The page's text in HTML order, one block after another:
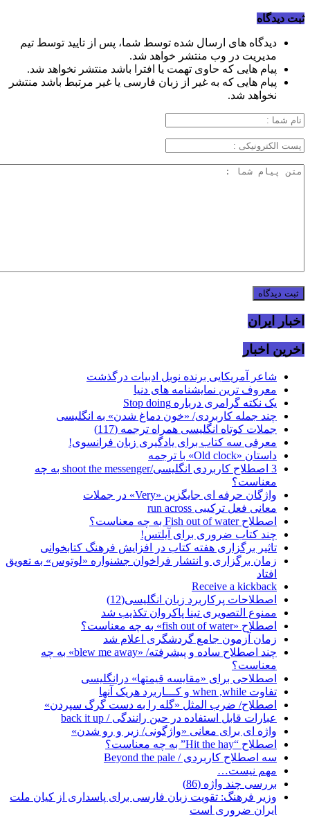
ثبت دیدگاه
دیدگاه های ارسال شده توسط شما، پس از تایید توسط تیم
مدیریت در وب منتشر خواهد شد.
پیام هایی که حاوی تهمت یا افترا باشد منتشر نخواهد شد.
پیام هایی که به غیر از زبان فارسی یا غیر مرتبط باشد منتشر
نخواهد شد.
اخبار ایران
اخرین اخبار
شاعر آمریکایی برنده نوبل ادبیات درگذشت
معروف ترین نمایشنامه های دنیا
یک نکته گرامری درباره Stop doing
چند جمله کاربردی/ «خون دماغ شدن» به انگلیسی
جملات کوتاه انگلیسی همراه ترجمه (117)
معرفی سه کتاب برای یادگیری زبان فرانسوی!
داستان «Old clock» با ترجمه
3 اصطلاح کاربردی انگلیسی/shoot the messenger به چه
معناست؟
واژگان حرفه ای جایگزین «Very» در جملات
معانی فعل ترکیبی run across
اصطلاح Fish out of water به چه معناست؟
چند کتاب ضروری برای آیلتس!
تاثیر برگزاری هفته کتاب در افزایش فرهنگ کتابخوانی
زمان برگزاری و انتشار فراخوان جشنواره «لوتوس» به تعویق
افتاد
Receive a kickback
اصطلاحات پرکاربرد زبان انگلیسی(12)
ممنوع التصویری تینا پاکروان تکذیب شد
اصطلاح «fish out of water» به چه معناست؟
زمان آزمون جامع گردشگری اعلام شد
چند اصطلاح ساده و پیشرفته/ «blew me away» به چه
معناست؟
اصطلاحی برای «مقایسه قیمتها» درانگلیسی
تفاوت when ,while و کـــاربرد هریک آنها
اصطلاح/ ضرب المثل «گله را به دست گرگ سپردن»
عبارات قابل استفاده در حین رانندگی / back it up
واژه ای برای معانی «واژگونی/ زیر و رو شدن»
اصطلاح “Hit the hay” به چه معناست؟
سه اصطلاح کاربردی / Beyond the pale
مهم نیست…
بررسی چند واژه (86)
وزیر فرهنگ: تقویت زبان فارسی برای پاسداری از کیان ملت
ایران ضروری است